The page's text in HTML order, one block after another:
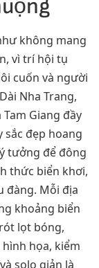
không mang
vì trí hội tụ
cuốn và người
Nha Trang,
Tam Giang đầy
sắc đẹp hoang
tưởng để đông
thức biển khơi,
đàng. Mỗi địa
khoảng biển
lọt bóng,
họa, kiểm
solo giản là